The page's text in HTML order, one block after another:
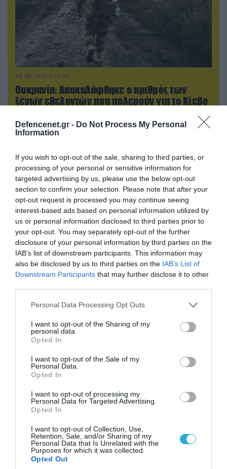
Defencenet.gr - Do Not Process My Personal
Information
If you wish to opt-out of the sale, sharing to third parties, or
processing of your personal or sensitive information for
targeted advertising by us, please use the below opt-out
section to confirm your selection. Please note that after your
opt-out request is processed you may continue seeing
interest-based ads based on personal information utilized by
us or personal information disclosed to third parties prior to
your opt-out. You may separately opt-out of the further
disclosure of your personal information by third parties on the
IAB’s list of downstream participants. This information may
also be disclosed by us to third parties on the IAB’s List of
Downstream Participants that may further disclose it to other
Please note that this website/app uses one or more Google
not limited to your visit or usage behaviour. You may click to
grant or deny consent to Google and its third-party tags to
use your data for below specified purposes in below Google
consent section.
Personal Data Processing Opt Outs
I want to opt-out of the Sharing of my
personal data.
Opted In
I want to opt-out of the Sale of my
Personal Data.
Opted In
I want to opt-out of processing my
Personal Data for Targeted Advertising.
Opted In
I want to opt-out of Collection, Use,
Retention, Sale, and/or Sharing of my
Personal Data that Is Unrelated with the
Purposes for which it was collected.
Opted Out
06.08.2026 | 17:02
Ουκρανία: Αποκαλύφθηκε ο αριθμός των
ξένων εθελοντών που πολεμούν για το Κίεβο
07.08.2026 | 02:02
Στο Βελιγράδι ο Β.Ζελένσκι: «Πρέπει να
αποσπάσουμε τους Σέρβους από το
στρατόπεδο της Ρωσίας»
06.08.2026 | 14:02
«Επιχείρηση ελεύθερα πεζοδρόμια» στην
Αθήνα: Απομακρύνθηκαν παράνομα
αντικείμενα από κοινόχρηστους χώρους